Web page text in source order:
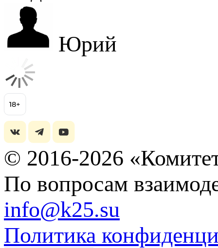
Юрий
© 2016-2026
По вопросам
info@k25.su
Политика